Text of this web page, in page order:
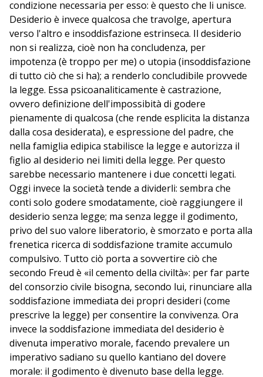
condizione necessaria per esso: è questo che li unisce.
Desiderio è invece qualcosa che travolge, apertura
verso l'altro e insoddisfazione estrinseca. Il desiderio
non si realizza, cioè non ha concludenza, per
impotenza (è troppo per me) o utopia (insoddisfazione
di tutto ciò che si ha); a renderlo concludibile provvede
la legge. Essa psicoanaliticamente è castrazione,
ovvero definizione dell'impossibità di godere
pienamente di qualcosa (che rende esplicita la distanza
dalla cosa desiderata), e espressione del padre, che
nella famiglia edipica stabilisce la legge e autorizza il
figlio al desiderio nei limiti della legge. Per questo
sarebbe necessario mantenere i due concetti legati.
Oggi invece la società tende a dividerli: sembra che
conti solo godere smodatamente, cioè raggiungere il
desiderio senza legge; ma senza legge il godimento,
privo del suo valore liberatorio, è smorzato e porta alla
frenetica ricerca di soddisfazione tramite accumulo
compulsivo. Tutto ciò porta a sovvertire ciò che
secondo Freud è «il cemento della civiltà»: per far parte
del consorzio civile bisogna, secondo lui, rinunciare alla
soddisfazione immediata dei propri desideri (come
prescrive la legge) per consentire la convivenza. Ora
invece la soddisfazione immediata del desiderio è
divenuta imperativo morale, facendo prevalere un
imperativo sadiano su quello kantiano del dovere
morale: il godimento è divenuto base della legge.